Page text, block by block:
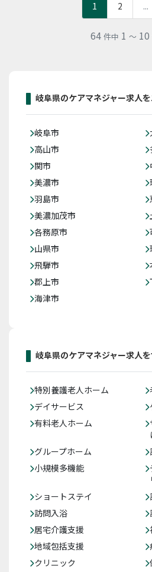
1 2 ...
64 件中 1 ～ 10
岐阜県のケアマネジャー求人
岐阜市
高山市
関市
美濃市
羽島市
美濃加茂市
各務原市
山県市
飛騨市
郡上市
海津市
岐阜県のケアマネジャー求人
特別養護老人ホーム
デイサービス
有料老人ホーム
グループホーム
小規模多機能
ショートステイ
訪問入浴
居宅介護支援
地域包括支援
クリニック